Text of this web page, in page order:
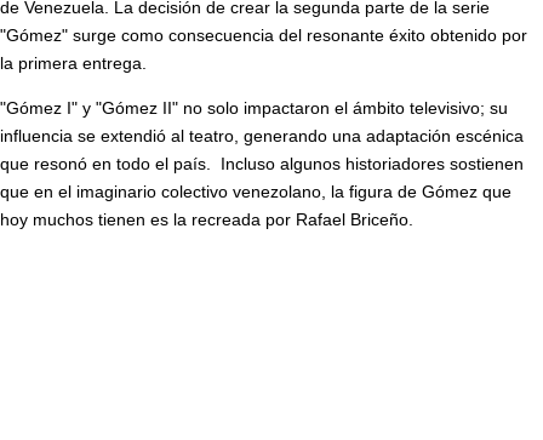
de Venezuela. La decisión de crear la segunda parte de la serie
"Gómez" surge como consecuencia del resonante éxito obtenido por
la primera entrega.
"Gómez I" y "Gómez II" no solo impactaron el ámbito televisivo; su
influencia se extendió al teatro, generando una adaptación escénica
que resonó en todo el país. Incluso algunos historiadores sostienen
que en el imaginario colectivo venezolano, la figura de Gómez que
hoy muchos tienen es la recreada por Rafael Briceño.